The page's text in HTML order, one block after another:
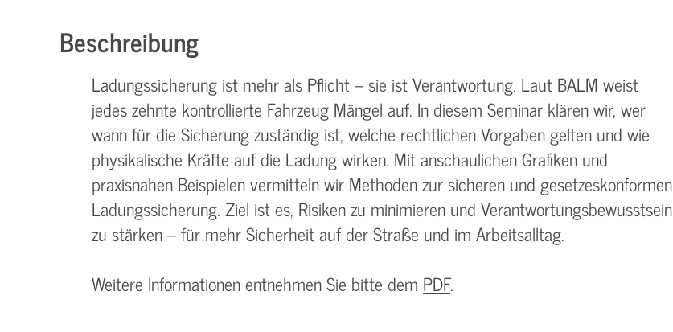
Beschreibung
Ladungssicherung ist mehr als Pflicht – sie ist Verantwortung. Laut BALM weist
jedes zehnte kontrollierte Fahrzeug Mängel auf. In diesem Seminar klären wir, wer
wann für die Sicherung zuständig ist, welche rechtlichen Vorgaben gelten und wie
physikalische Kräfte auf die Ladung wirken. Mit anschaulichen Grafiken und
praxisnahen Beispielen vermitteln wir Methoden zur sicheren und gesetzeskonformen
Ladungssicherung. Ziel ist es, Risiken zu minimieren und Verantwortungsbewusstsein
zu stärken – für mehr Sicherheit auf der Straße und im Arbeitsalltag.
Weitere Informationen entnehmen Sie bitte dem PDF.